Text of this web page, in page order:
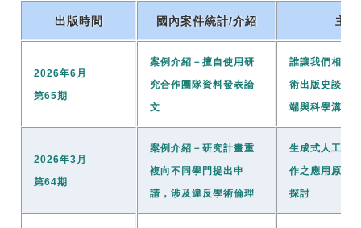
出版時間 國內案件統計/介紹 主題
2026年6月
第65期
案例介紹－擅自使用研
究合作團隊資料發表論
文
誰讓我們相信
術出版史談撤
端與科學溝通
2026年3月
第64期
案例介紹－研究計畫重
複向不同學門提出申
請，涉及違反學術倫理
生成式人工智
作之應用原則
探討